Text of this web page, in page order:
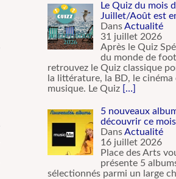
Le Quiz du mois
Juillet/Août est
DansActualité
31 juillet 2026
Après le Quiz
du monde de
retrouvez le Quiz classique
la littérature, la BD, le cinéma
musique. Le Quiz […]
5 nouveaux
découvrir ce
DansActualité
16 juillet 2026
Place des Arts
présente 5
sélectionnés parmi un large